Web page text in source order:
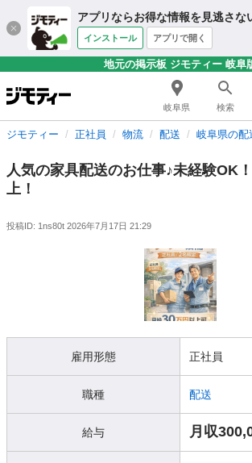
アプリならお得な情報を見逃さな
インストール アプリで開く
地元の掲示板 ジモティー 岐阜
岐阜県 検索
ジモティー 正社員 物流 配送 岐阜県の配
人気の家具配送のお仕事♪未経験OK
上！
投稿ID: 1ns80t 2026年7月17日 21:29
雇用形態 正社員
職種 配送
給与 月収